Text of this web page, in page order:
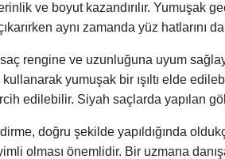
ve boyut kazandırılır. Yumuşak
aynı zamanda yüz hatlarını da
rengine ve uzunluğuna uyum
yumuşak bir ışıltı elde
edilebilir. Siyah saçlarda yapılan
doğru şekilde yapıldığında
olması önemlidir. Bir uzmana